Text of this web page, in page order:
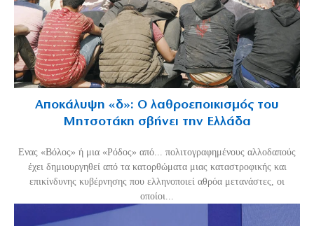
Αποκάλυψη «δ»: Ο λαθροεποικισμός του
Μητσοτάκη σβήνει την Ελλάδα
Ενας «Βόλος» ή μια «Ρόδος» από... πολιτογραφημένους αλλοδαπούς
έχει δημιουργηθεί από τα κατορθώματα μιας καταστροφικής και
επικίνδυνης κυβέρνησης που ελληνοποιεί αθρόα μετανάστες, οι
οποίοι...